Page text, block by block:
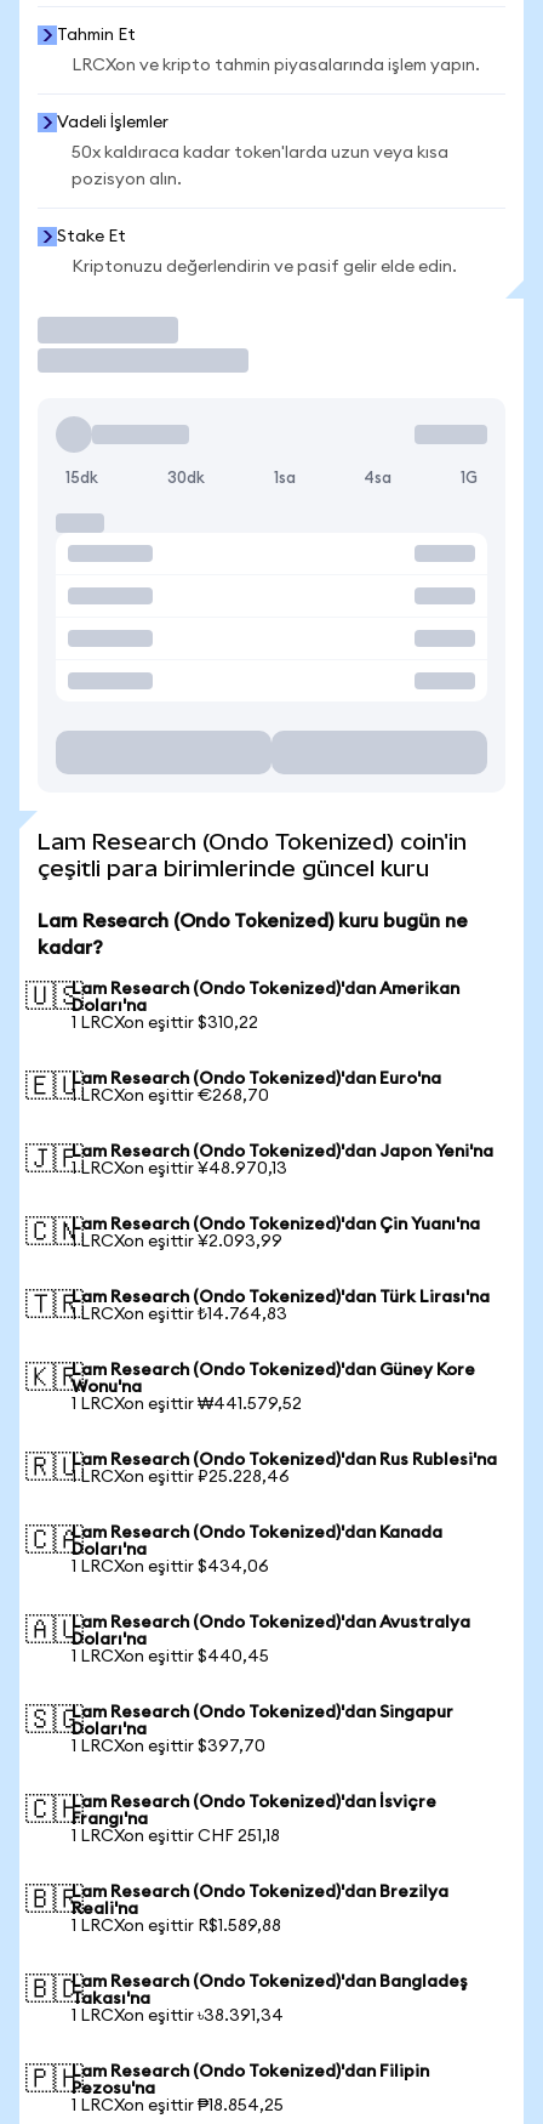
Tahmin Et
LRCXon ve kripto tahmin piyasalarında işlem yapın.
Vadeli İşlemler
50x kaldıraca kadar token'larda uzun veya kısa
pozisyon alın.
Stake Et
Kriptonuzu değerlendirin ve pasif gelir elde edin.
15dk 30dk 1sa 4sa 1G
Lam Research (Ondo Tokenized) coin'in
çeşitli para birimlerinde güncel kuru
Lam Research (Ondo Tokenized) kuru bugün ne
kadar?
🇺🇸Lam Research (Ondo Tokenized)'dan Amerikan
Doları'na
1 LRCXon eşittir $310,22
🇪🇺Lam Research (Ondo Tokenized)'dan Euro'na
1 LRCXon eşittir €268,70
🇯🇵Lam Research (Ondo Tokenized)'dan Japon Yeni'na
1 LRCXon eşittir ¥48.970,13
🇨🇳Lam Research (Ondo Tokenized)'dan Çin Yuanı'na
1 LRCXon eşittir ¥2.093,99
🇹🇷Lam Research (Ondo Tokenized)'dan Türk Lirası'na
1 LRCXon eşittir ₺14.764,83
🇰🇷Lam Research (Ondo Tokenized)'dan Güney Kore
Wonu'na
1 LRCXon eşittir ₩441.579,52
🇷🇺Lam Research (Ondo Tokenized)'dan Rus Rublesi'na
1 LRCXon eşittir ₽25.228,46
🇨🇦Lam Research (Ondo Tokenized)'dan Kanada
Doları'na
1 LRCXon eşittir $434,06
🇦🇺Lam Research (Ondo Tokenized)'dan Avustralya
Doları'na
1 LRCXon eşittir $440,45
🇸🇬Lam Research (Ondo Tokenized)'dan Singapur
Doları'na
1 LRCXon eşittir $397,70
🇨🇭Lam Research (Ondo Tokenized)'dan İsviçre
Frangı'na
1 LRCXon eşittir CHF 251,18
🇧🇷Lam Research (Ondo Tokenized)'dan Brezilya
Reali'na
1 LRCXon eşittir R$1.589,88
🇧🇩Lam Research (Ondo Tokenized)'dan Bangladeş
Takası'na
1 LRCXon eşittir ৳38.391,34
🇵🇭Lam Research (Ondo Tokenized)'dan Filipin
Pezosu'na
1 LRCXon eşittir ₱18.854,25